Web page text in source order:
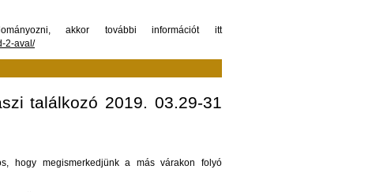
akkor további információt itt
2-aval/
találkozó 2019. 03.29-31
hogy megismerkedjünk a más várakon folyó